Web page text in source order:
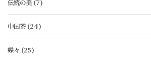
伝統の美 (7)
中国茶 (24)
蝶々 (25)